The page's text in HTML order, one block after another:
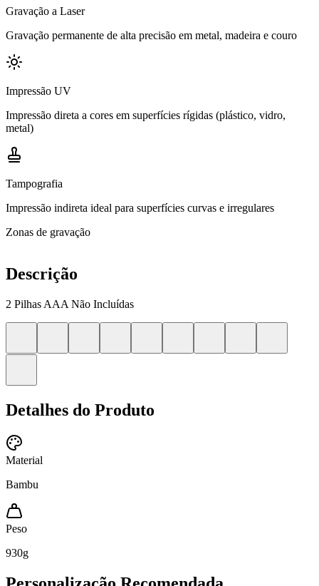
Gravação a Laser
Gravação permanente de alta precisão em metal, madeira e couro
Impressão UV
Impressão direta a cores em superfícies rígidas (plástico, vidro,
metal)
Tampografia
Impressão indireta ideal para superfícies curvas e irregulares
Zonas de gravação
Descrição
2 Pilhas AAA Não Incluídas
Detalhes do Produto
Material
Bambu
Peso
930g